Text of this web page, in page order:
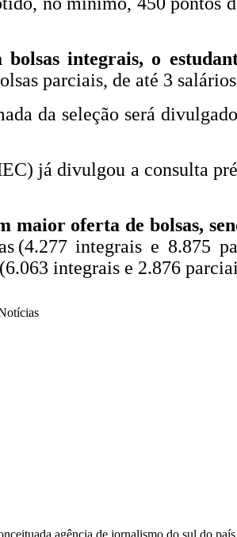
bolsas integrais, o
parciais, de até 3
da seleção será
já divulgou a consulta
maior oferta de bolsas,
(4.277 integrais e 8.875
integrais e 2.876
agência de jornalismo do sul do